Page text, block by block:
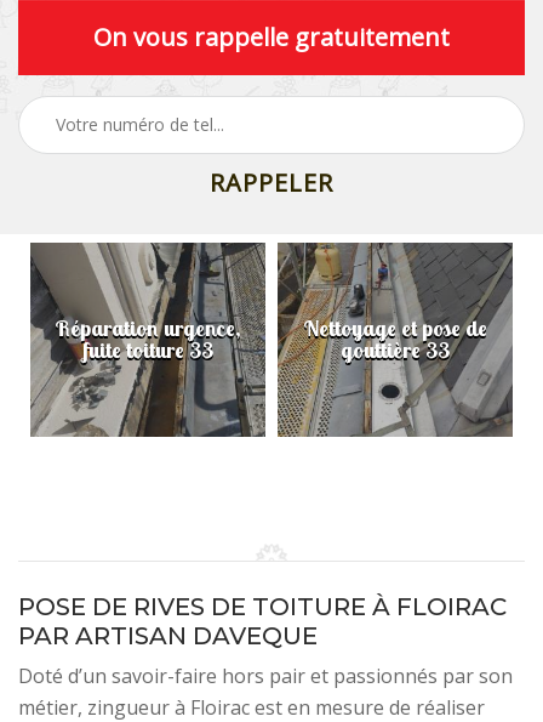
On vous rappelle gratuitement
Réparation urgence,
fuite toiture 33
Nettoyage et pose de
gouttière 33
POSE DE RIVES DE TOITURE À FLOIRAC
PAR ARTISAN DAVEQUE
Doté d’un savoir-faire hors pair et passionnés par son
métier, zingueur à Floirac est en mesure de réaliser